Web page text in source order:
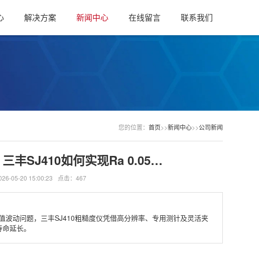
解决方案 新闻中心 在线留言 联系我们
您的位置： 首页>>新闻中心>>公司新闻
丰SJ410如何实现Ra 0.05…
05-20 15:00:23 点击：467
动问题，三丰SJ410粗糙度仪凭借高分辨率、专用测针及灵活夹
延长。